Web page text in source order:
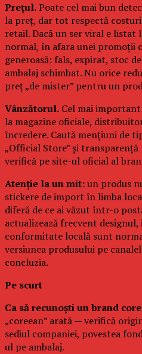
Prețul.Poate cel mai bun
la preț, dar tot respectă
retail. Dacă un ser viral e
normal, în afara unei promoții
generoasă: fals, expirat, stoc
ambalaj schimbat. Nu orice
preț „de mister” pentru un
Vânzătorul. Cel mai
la magazine oficiale,
încredere. Caută mențiuni de
„Official Store” și transparență
verifică pe site-ul oficial al
Atenție la un mit:un produs
stickere de import în limba
diferă de ce ai văzut într-o
actualizează frecvent designul,
conformitate locală sunt
versiunea produsului pe
concluzia.
Pe scurt
Ca să recunoști un brand
„coreean” arată — verifică
sediul companiei, povestea
ul pe ambalaj.